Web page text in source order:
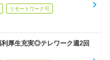
リモートワーク可
厚生充実◎テレワーク週2回